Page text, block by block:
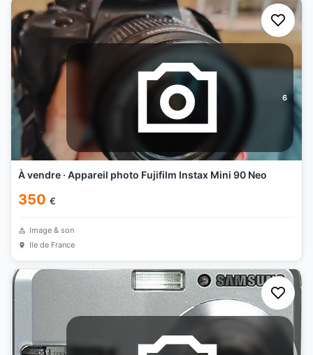
6
À vendre · Appareil photo Fujifilm Instax Mini 90 Neo
350 €
Image & son
Ile de France